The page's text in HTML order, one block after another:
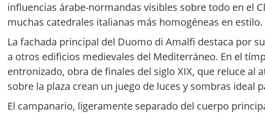
influencias árabe-normandas visibles sobre todo en el
muchas catedrales italianas más homogéneas en estilo.
La fachada principal del Duomo di Amalfi destaca por
a otros edificios medievales del Mediterráneo. En el
entronizado, obra de finales del siglo XIX, que reluce al
sobre la plaza crean un juego de luces y sombras ideal
El campanario, ligeramente separado del cuerpo